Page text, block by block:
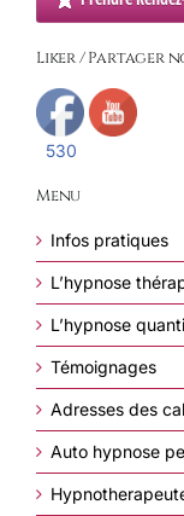
Liker / Partager
530
Menu
Infos pratiques
L’hypnose
L’hypnose
Témoignages
Adresses des
Auto hypnose